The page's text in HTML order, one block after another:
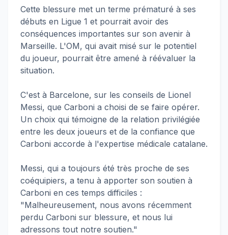
Cette blessure met un terme prématuré à ses
débuts en Ligue 1 et pourrait avoir des
conséquences importantes sur son avenir à
Marseille. L'OM, qui avait misé sur le potentiel
du joueur, pourrait être amené à réévaluer la
situation.
C'est à Barcelone, sur les conseils de Lionel
Messi, que Carboni a choisi de se faire opérer.
Un choix qui témoigne de la relation privilégiée
entre les deux joueurs et de la confiance que
Carboni accorde à l'expertise médicale catalane.
Messi, qui a toujours été très proche de ses
coéquipiers, a tenu à apporter son soutien à
Carboni en ces temps difficiles :
"Malheureusement, nous avons récemment
perdu Carboni sur blessure, et nous lui
adressons tout notre soutien."